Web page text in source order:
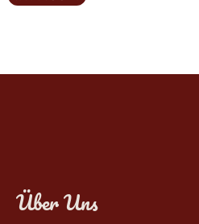
Über Uns